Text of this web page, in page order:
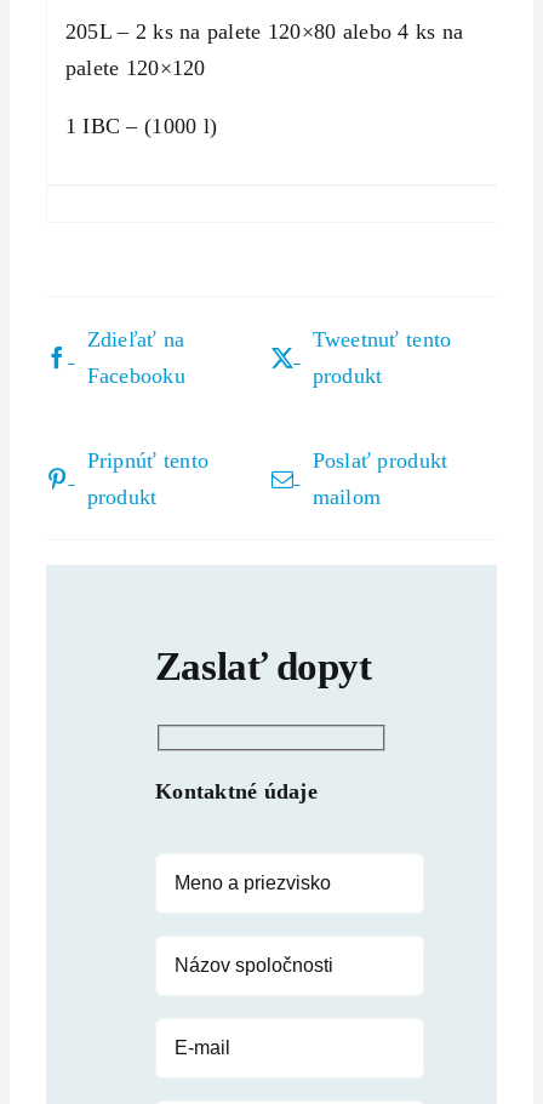
205L – 2 ks na palete 120×80 alebo 4 ks na
palete 120×120
1 IBC – (1000 l)
Zdieľať na
Facebooku
Tweetnuť tento
produkt
Pripnúť tento
produkt
Poslať produkt
mailom
Zaslať dopyt
Kontaktné údaje